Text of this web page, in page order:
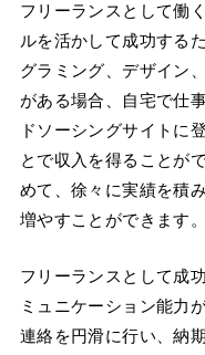
フリーランスとして働
ルを活かして成功する
グラミング、デザイン
がある場合、自宅で仕
ドソーシングサイトに
とで収入を得ることが
めて、徐々に実績を積
増やすことができます。
フリーランスとして成
ミュニケーション能力
連絡を円滑に行い、納